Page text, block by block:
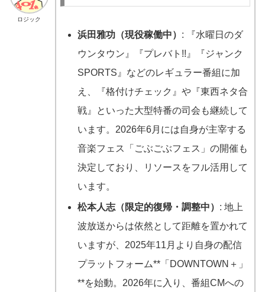
ロジック
浜田雅功（現役稼働中） : 『水曜日のダ
ウンタウン』『プレバト!!』『ジャンク
SPORTS』などのレギュラー番組に加
え、『格付けチェック』や『東西ネタ合
戦』といった大型特番の司会も継続して
います。2026年6月には自身が主宰する
音楽フェス「ごぶごぶフェス」の開催も
決定しており、リソースをフル活用して
います。
松本人志（限定的復帰・調整中） : 地上
波放送からは依然として距離を置かれて
いますが、2025年11月より自身の配信
プラットフォーム**「DOWNTOWN＋」
**を始動。2026年に入り、番組CMへの